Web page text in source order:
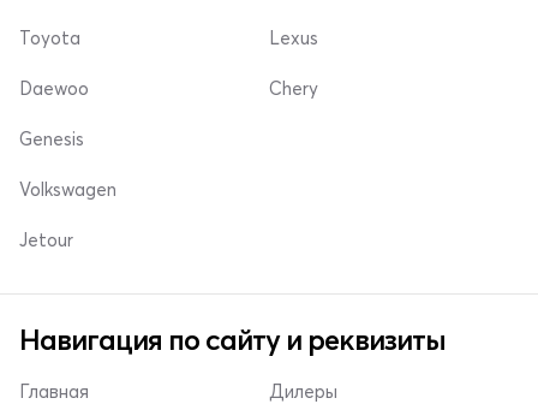
Toyota
Daewoo
Lexus
Chery
Genesis
Volkswagen
Jetour
Навигация по сайту и реквизиты
Главная Дилеры